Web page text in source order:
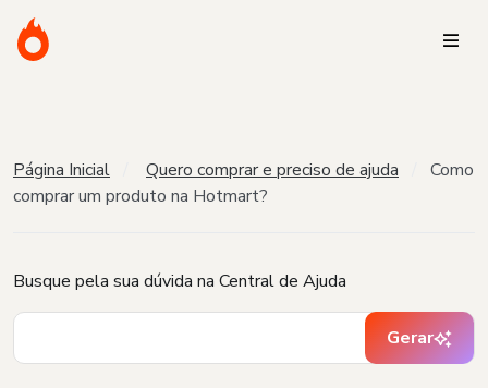
Página Inicial Quero comprar e preciso de ajuda
Como
comprar um produto na Hotmart?
Busque pela sua dúvida na Central de Ajuda
Gerar